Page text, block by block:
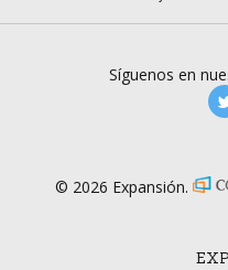
Síguenos en
© 2026 Expansión.